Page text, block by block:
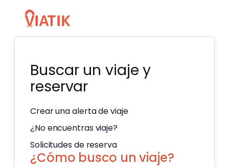
Buscar un viaje y
reservar
Crear una alerta de viaje
¿No encuentras viaje?
Solicitudes de reserva
¿Cómo busco un viaje?